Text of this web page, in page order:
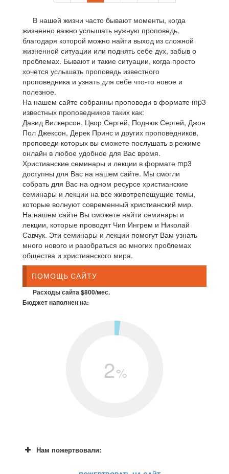
В нашей жизни часто бывают моменты, когда
жизненно важно услышать нужную проповедь,
благодаря которой можно найти выход из сложной
жизненной ситуации или поднять себе дух, забыв о
проблемах. Бывают и такие ситуации, когда просто
хочется услышать проповедь известного
проповедника и узнать для себе что-то новое и
полезное.
На нашем сайте собранны проповеди в формате mp3
известных проповедников таких как:
Давид Вилкерсон, Цвор Сергей, Поднюк Сергей, Джон
Пол Джексон, Дерек Принс и других проповедников,
проповеди которых вы сможете послушать в режиме
онлайн в любое удобное для Вас время.
Христианские семинары и лекции в формате mp3
доступны для Вас на нашем сайте. Мы смогли
собрать для Вас на одном ресурсе христианские
семинары и лекции на все животрепещущие темы,
которые волнуют современный христианский мир.
На нашем сайте Вы сможете найти семинары и
лекции, которые проводят Чип Ингрем и Николай
Савчук. Эти семинары и лекции помогут Вам узнать
много нового и разобраться во многих проблемах
общества и христианского мира.
ПОМОЩЬ САЙТУ
Расходы сайта $800/мес.
Бюджет наполнен на:
2%
Нам пожертвовали: